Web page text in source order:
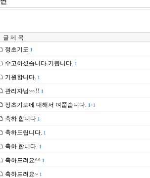
글 제 목
정초기도 1
수고하셨습니다.기쁩니다. 1
기원합니다. 1
관리자님~~!! 1
정초기도에 대해서 여쭙습니다. 1+1
축하 합니다 1
축하드립니다. 1
축하 합니다. 1
축하드려요^^ 1
축하드려요~ 1